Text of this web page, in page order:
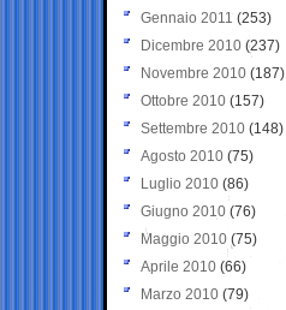
Gennaio 2011 (253)
Dicembre 2010 (237)
Novembre 2010 (187)
Ottobre 2010 (157)
Settembre 2010 (148)
Agosto 2010 (75)
Luglio 2010 (86)
Giugno 2010 (76)
Maggio 2010 (75)
Aprile 2010 (66)
Marzo 2010 (79)